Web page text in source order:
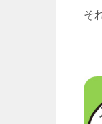
そ